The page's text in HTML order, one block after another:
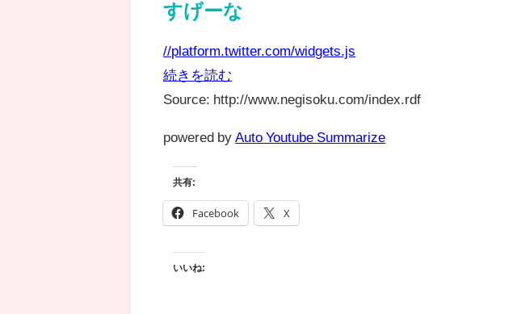
すげーな
//platform.twitter.com/widgets.js
続きを読む
Source: http://www.negisoku.com/index.rdf
powered by Auto Youtube Summarize
共有:
Facebook X
いいね: